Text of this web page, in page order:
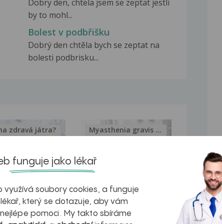
Dobry den, chtela jsem se zeptat jestli
by to mohl...
Bolest v podbřišku
Dobrý den chtěla bych se zeptat na
bolesti podbrisku...
v datech a
zdravá játra?
Inovativní
léčba
Myasthenia gravis – vše, co...
funguje jako lékař
využívá soubory cookies, a funguje
který se dotazuje, aby vám
pomoci. My takto sbíráme